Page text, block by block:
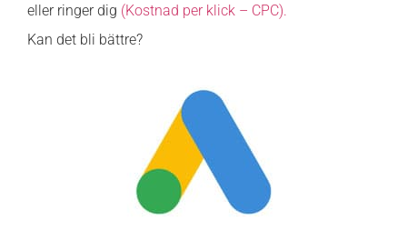
eller ringer dig (Kostnad per klick – CPC).
Kan det bli bättre?